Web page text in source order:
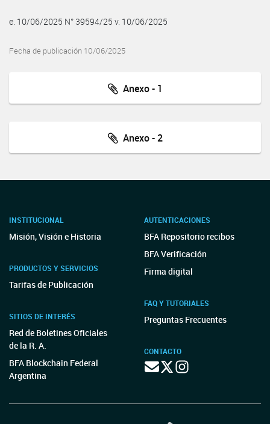
e. 10/06/2025 N° 39594/25 v. 10/06/2025
Fecha de publicación 10/06/2025
Anexo - 1
Anexo - 2
INSTITUCIONAL
Misión, Visión e Historia
PRODUCTOS Y SERVICIOS
Tarifas de Publicación
SITIOS DE INTERÉS
Red de Boletines Oficiales
de la R. A.
BFA Blockchain Federal
Argentina
AUTENTICACIONES
BFA Repositorio recibos
BFA Verificación
Firma digital
FAQ Y TUTORIALES
Preguntas Frecuentes
CONTACTO